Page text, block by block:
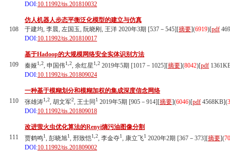
DOI:10.11992/tis.201810032
108
仿人机器人步态平衡泛化模型的建立与仿真
于建均, 李晨, 左国玉, 阮晓刚, 王洋 2020年3期 [537－545][摘要](6919)[pdf
DOI:10.11992/tis.201810017
109
基于Hadoop的大规模网络安全实体识别方法
秦娅1,2, 申国伟1,2, 余红星1,2 2019年5期 [1017－1025][摘要](8042)[pdf
DOI:10.11992/tis.201809024
110
一种基于模糊划分和模糊加权的集成深度信念网络
张雄涛1,2, 胡文军2, 王士同 1 2019年5期 [905－914][摘要](6046)[pdf 4568KB](
DOI:10.11992/tis.201809018
111
改进萤火虫优化算法的Renyi熵污油图像分割
贾鹤鸣1, 彭晓旭1, 邢致恺1,2, 李金夺1, 康立飞1 2020年2期 [367－373][摘要](
DOI:10.11992/tis.201809002